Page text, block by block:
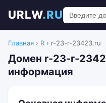
URLW.RU
Главная › R › r-23-r-23423.ru
Домен r-23-r-
информация